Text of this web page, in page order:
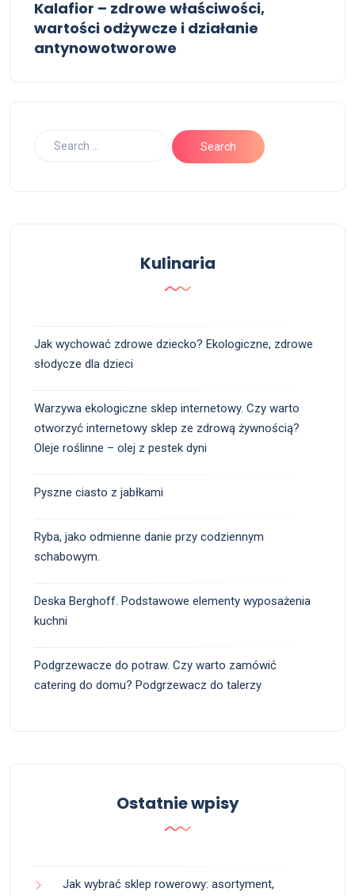
Kalafior – zdrowe właściwości,
wartości odżywcze i działanie
antynowotworowe
Kulinaria
Jak wychować zdrowe dziecko? Ekologiczne, zdrowe
słodycze dla dzieci
Warzywa ekologiczne sklep internetowy. Czy warto
otworzyć internetowy sklep ze zdrową żywnością?
Oleje roślinne – olej z pestek dyni
Pyszne ciasto z jabłkami
Ryba, jako odmienne danie przy codziennym
schabowym.
Deska Berghoff. Podstawowe elementy wyposażenia
kuchni
Podgrzewacze do potraw. Czy warto zamówić
catering do domu? Podgrzewacz do talerzy
Ostatnie wpisy
Jak wybrać sklep rowerowy: asortyment,